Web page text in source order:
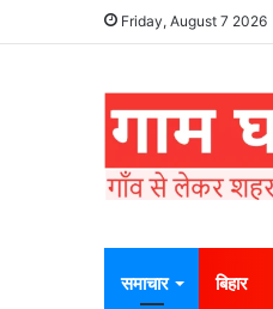
Friday, August 7 2026
समाचार बिहार